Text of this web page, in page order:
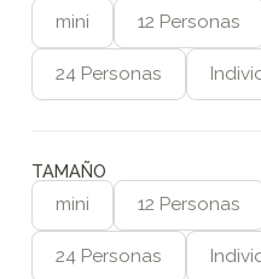
mini 12 Personas
24 Personas
TAMAÑO
mini 12 Personas
24 Personas